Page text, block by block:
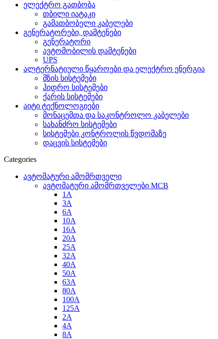
ელექტრო გათბობა
თბილი იატაკი
გამათბობელი კაბელები
გენერატორები, დამტენები
გენერატორი
ავტომობილის დამტენები
UPS
ალტერნატიული წყაროები და ელექტრო ენერგია
მზის სისტემები
ჰიდრო სისტემები
ქარის სისტემები
აიტი ტექნოლოგიები
მონაცემთა და საკონტროლო კაბელები
სახანძრო სისტემები
სისტემები კონტროლის წვდომაზე
დაცვის სისტემები
Categories
ავტომატური ამომრთველი
ავტომატური ამომრთველები MCB
1A
3A
6A
10A
16A
20A
25А
32A
40A
50A
63A
80A
100A
125A
2A
4A
8A